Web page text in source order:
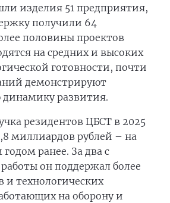
изделия 51 предприятия,
получили 64
половины проектов
на средних и высоких
готовности, почти
демонстрируют
развития.
резидентов ЦБСТ в 2025
миллиардов рублей – на
ранее. За два с
он поддержал более
и технологических
на оборону и